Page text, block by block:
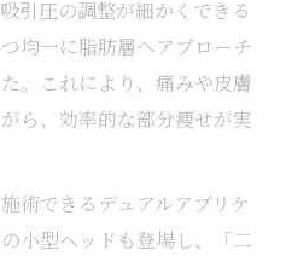
引圧の調整が細かくできる
均一に脂肪層へアプローチ
。これにより、痛みや皮膚
ら、効率的な部分痩せが実
術できるデュアルアプリケ
小型ヘッドも登場し、「二